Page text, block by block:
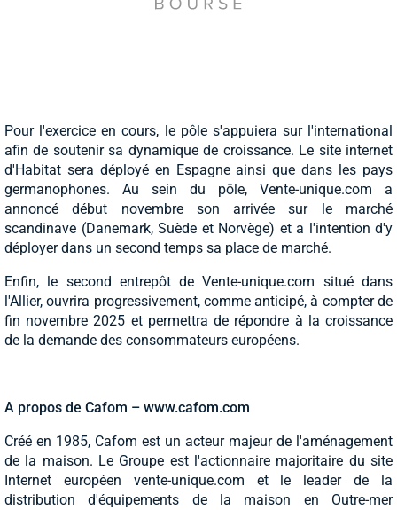
Pour l'exercice en cours, le pôle s'appuiera sur l'international
afin de soutenir sa dynamique de croissance. Le site internet
d'Habitat sera déployé en Espagne ainsi que dans les pays
germanophones. Au sein du pôle, Vente-unique.com a
annoncé début novembre son arrivée sur le marché
scandinave (Danemark, Suède et Norvège) et a l'intention d'y
déployer dans un second temps sa place de marché.
Enfin, le second entrepôt de Vente-unique.com situé dans
l'Allier, ouvrira progressivement, comme anticipé, à compter de
fin novembre 2025 et permettra de répondre à la croissance
de la demande des consommateurs européens.
A propos de Cafom – www.cafom.com
Créé en 1985, Cafom est un acteur majeur de l'aménagement
de la maison. Le Groupe est l'actionnaire majoritaire du site
Internet européen vente-unique.com et le leader de la
distribution d'équipements de la maison en Outre-mer